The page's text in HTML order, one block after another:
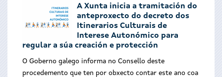
A Xunta inicia a tramitación do
anteproxecto do decreto dos
Itinerarios Culturais de
Interese Autonómico para
regular a súa creación e protección
O Goberno galego informa no Consello deste
procedemento que ten por obxecto contar este ano coa